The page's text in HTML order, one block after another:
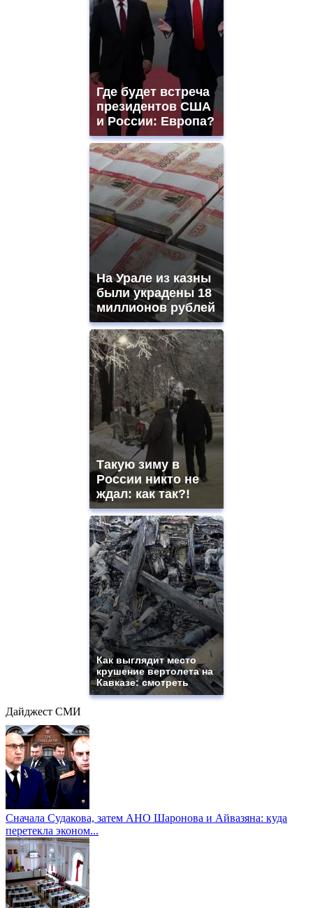
Где будет встреча
президентов США
и России: Европа?
На Урале из казны
были украдены 18
миллионов рублей
Такую зиму в
России никто не
ждал: как так?!
Как выглядит место
крушение вертолета на
Кавказе: смотреть
Дайджест СМИ
Сначала Судакова, затем АНО Шаронова и Айвазяна: куда
перетекла эконом...